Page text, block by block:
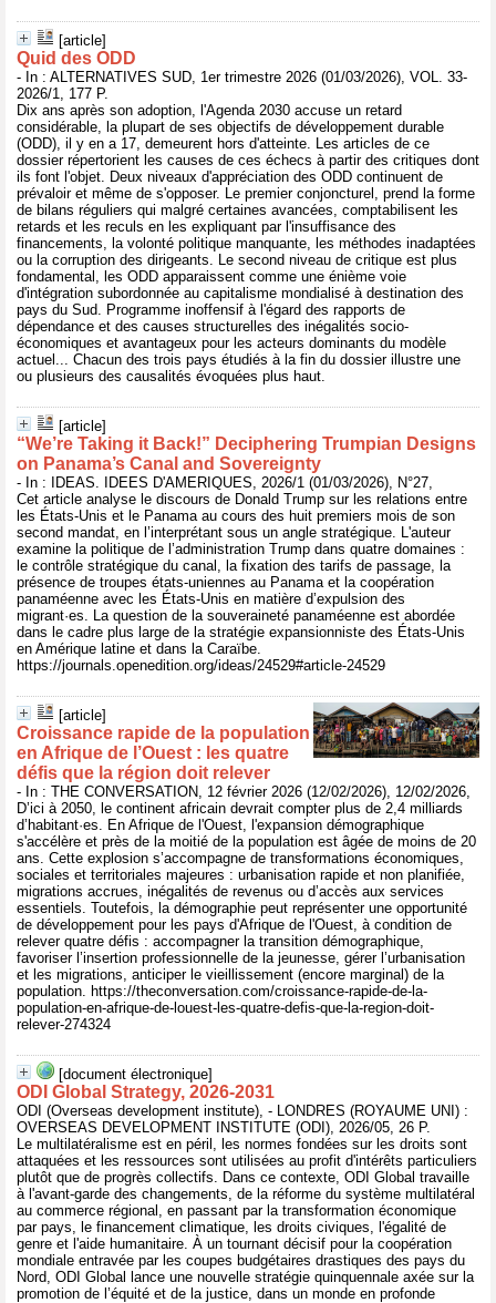
[article]
Quid des ODD
- In : ALTERNATIVES SUD, 1er trimestre 2026 (01/03/2026), VOL. 33-
2026/1, 177 P.
Dix ans après son adoption, l'Agenda 2030 accuse un retard
considérable, la plupart de ses objectifs de développement durable
(ODD), il y en a 17, demeurent hors d'atteinte. Les articles de ce
dossier répertorient les causes de ces échecs à partir des critiques dont
ils font l'objet. Deux niveaux d'appréciation des ODD continuent de
prévaloir et même de s'opposer. Le premier conjoncturel, prend la forme
de bilans réguliers qui malgré certaines avancées, comptabilisent les
retards et les reculs en les expliquant par l'insuffisance des
financements, la volonté politique manquante, les méthodes inadaptées
ou la corruption des dirigeants. Le second niveau de critique est plus
fondamental, les ODD apparaissent comme une énième voie
d'intégration subordonnée au capitalisme mondialisé à destination des
pays du Sud. Programme inoffensif à l'égard des rapports de
dépendance et des causes structurelles des inégalités socio-
économiques et avantageux pour les acteurs dominants du modèle
actuel... Chacun des trois pays étudiés à la fin du dossier illustre une
ou plusieurs des causalités évoquées plus haut.
[article]
“We’re Taking it Back!” Deciphering Trumpian Designs
on Panama’s Canal and Sovereignty
- In : IDEAS. IDEES D'AMERIQUES, 2026/1 (01/03/2026), N°27,
Cet article analyse le discours de Donald Trump sur les relations entre
les États-Unis et le Panama au cours des huit premiers mois de son
second mandat, en l’interprétant sous un angle stratégique. L'auteur
examine la politique de l’administration Trump dans quatre domaines :
le contrôle stratégique du canal, la fixation des tarifs de passage, la
présence de troupes états-uniennes au Panama et la coopération
panaméenne avec les États-Unis en matière d’expulsion des
migrant·es. La question de la souveraineté panaméenne est abordée
dans le cadre plus large de la stratégie expansionniste des États-Unis
en Amérique latine et dans la Caraïbe.
https://journals.openedition.org/ideas/24529#article-24529
[article]
Croissance rapide de la population
en Afrique de l’Ouest : les quatre
défis que la région doit relever
- In : THE CONVERSATION, 12 février 2026 (12/02/2026), 12/02/2026,
D’ici à 2050, le continent africain devrait compter plus de 2,4 milliards
d’habitant·es. En Afrique de l'Ouest, l'expansion démographique
s'accélère et près de la moitié de la population est âgée de moins de 20
ans. Cette explosion s’accompagne de transformations économiques,
sociales et territoriales majeures : urbanisation rapide et non planifiée,
migrations accrues, inégalités de revenus ou d’accès aux services
essentiels. Toutefois, la démographie peut représenter une opportunité
de développement pour les pays d'Afrique de l'Ouest, à condition de
relever quatre défis : accompagner la transition démographique,
favoriser l’insertion professionnelle de la jeunesse, gérer l’urbanisation
et les migrations, anticiper le vieillissement (encore marginal) de la
population. https://theconversation.com/croissance-rapide-de-la-
population-en-afrique-de-louest-les-quatre-defis-que-la-region-doit-
relever-274324
[document électronique]
ODI Global Strategy, 2026-2031
ODI (Overseas development institute), - LONDRES (ROYAUME UNI) :
OVERSEAS DEVELOPMENT INSTITUTE (ODI), 2026/05, 26 P.
Le multilatéralisme est en péril, les normes fondées sur les droits sont
attaquées et les ressources sont utilisées au profit d'intérêts particuliers
plutôt que de progrès collectifs. Dans ce contexte, ODI Global travaille
à l'avant-garde des changements, de la réforme du système multilatéral
au commerce régional, en passant par la transformation économique
par pays, le financement climatique, les droits civiques, l'égalité de
genre et l'aide humanitaire. À un tournant décisif pour la coopération
mondiale entravée par les coupes budgétaires drastiques des pays du
Nord, ODI Global lance une nouvelle stratégie quinquennale axée sur la
promotion de l’équité et de la justice, dans un monde en profonde